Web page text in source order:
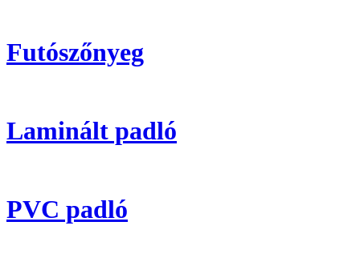
Futószőnyeg
Laminált padló
PVC padló